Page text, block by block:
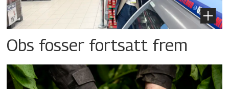
Obs fosser fortsatt frem